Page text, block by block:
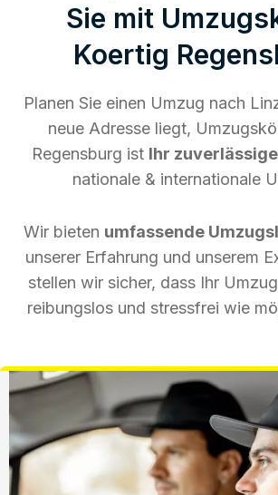
Sie mit
Koertig
Planen Sie einen Umzug nach
neue Adresse liegt,
Regensburg ist Ihr
nationale & internationale
Wir bieten umfassende
unserer Erfahrung und unserem
stellen wir sicher, dass Ihr
reibungslos und stressfrei wie